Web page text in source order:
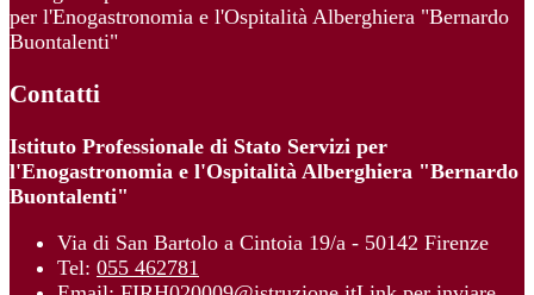
per l'Enogastronomia e l'Ospitalità Alberghiera "Bernardo
Buontalenti"
Contatti
Istituto Professionale di Stato Servizi per
l'Enogastronomia e l'Ospitalità Alberghiera "Bernardo
Buontalenti"
Via di San Bartolo a Cintoia 19/a - 50142 Firenze
Tel: 055 462781